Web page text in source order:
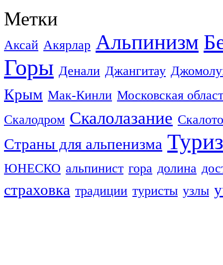
Метки
Аксай Акярлар Альпинизм
Горы Денали Джангитау
Крым Мак-Кинли Московская
Скалодром Скалолазание
Страны для альпенизма
ЮНЕСКО альпинист гора долина
страховка традиции туристы узлы